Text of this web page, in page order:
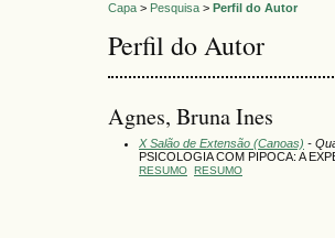
Capa > Pesquisa > Perfil do Autor
Perfil do Autor
Agnes, Bruna Ines
X Salão de Extensão (Canoas) -
PSICOLOGIA COM PIPOCA: A
RESUMO RESUMO